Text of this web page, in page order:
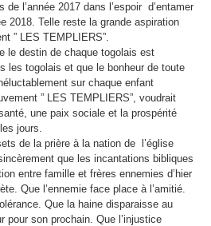
l’année 2017 dans l’espoir d’entamer
2018. Telle reste la grande aspiration
” LES TEMPLIERS”.
le destin de chaque togolais est
les togolais et que le bonheur de toute
sur chaque enfant
” LES TEMPLIERS”, voudrait
une paix sociale et la prospérité
jours.
de la prière à la nation de l’église
que les incantations bibliques
entre famille et frères ennemies d’hier
Que l’ennemie face place à l’amitié.
Que la haine disparaisse au
pour son prochain. Que l’injustice